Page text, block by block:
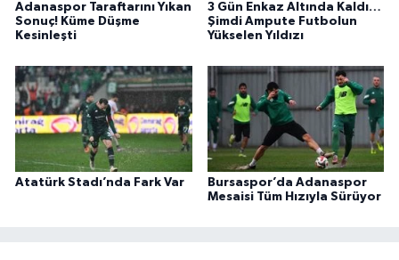
Adanaspor Taraftarını Yıkan
Sonuç! Küme Düşme
Kesinleşti
3 Gün Enkaz Altında Kaldı…
Şimdi Ampute Futbolun
Yükselen Yıldızı
Atatürk Stadı’nda Fark Var
Bursaspor’da Adanaspor
Mesaisi Tüm Hızıyla Sürüyor